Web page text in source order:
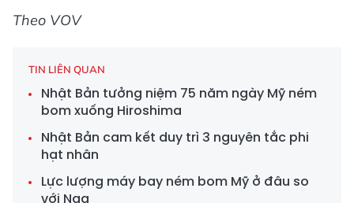
Theo VOV
TIN LIÊN QUAN
Nhật Bản tưởng niệm 75 năm ngày Mỹ ném
bom xuống Hiroshima
Nhật Bản cam kết duy trì 3 nguyên tắc phi
hạt nhân
Lực lượng máy bay ném bom Mỹ ở đâu so
với Nga